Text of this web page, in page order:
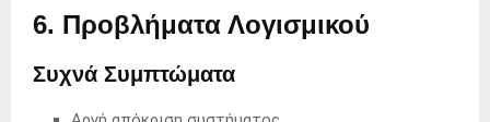
6. Προβλήματα Λογισμικού
Συχνά Συμπτώματα